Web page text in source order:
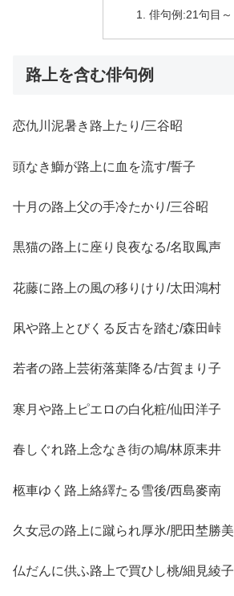
俳句例:21句目～
路上を含む俳句例
恋仇川泥暑き路上たり/三谷昭
頭なき鰤が路上に血を流す/誓子
十月の路上父の手冷たかり/三谷昭
黒猫の路上に座り良夜なる/名取鳳声
花藤に路上の風の移りけり/太田鴻村
凩や路上とびくる反古を踏む/森田峠
若者の路上芸術落葉降る/古賀まり子
寒月や路上ピエロの白化粧/仙田洋子
春しぐれ路上念なき街の鳩/林原耒井
柩車ゆく路上絡繹たる雪後/西島麥南
久女忌の路上に蹴られ厚氷/肥田埜勝美
仏だんに供ふ路上で買ひし桃/細見綾子